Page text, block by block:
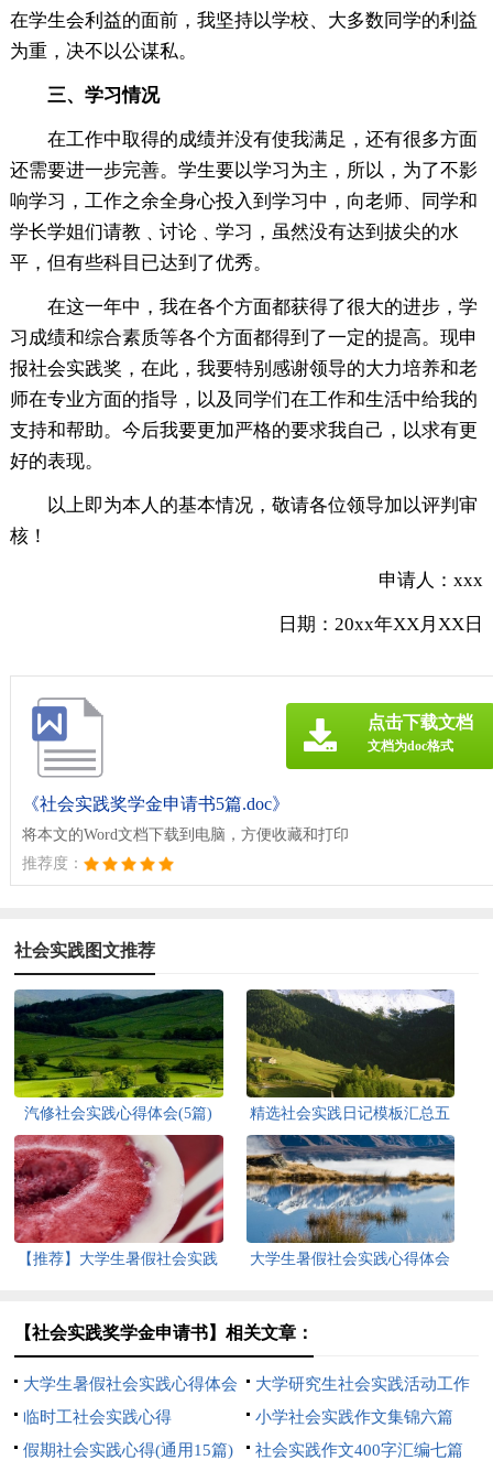
在学生会利益的面前，我坚持以学校、大多数同学的利益
为重，决不以公谋私。
三、学习情况
在工作中取得的成绩并没有使我满足，还有很多方面
还需要进一步完善。学生要以学习为主，所以，为了不影
响学习，工作之余全身心投入到学习中，向老师、同学和
学长学姐们请教﹑讨论﹑学习，虽然没有达到拔尖的水
平，但有些科目已达到了优秀。
在这一年中，我在各个方面都获得了很大的进步，学
习成绩和综合素质等各个方面都得到了一定的提高。现申
报社会实践奖，在此，我要特别感谢领导的大力培养和老
师在专业方面的指导，以及同学们在工作和生活中给我的
支持和帮助。今后我要更加严格的要求我自己，以求有更
好的表现。
以上即为本人的基本情况，敬请各位领导加以评判审
核！
申请人：xxx
日期：20xx年XX月XX日
《社会实践奖学金申请书5篇.doc》
将本文的Word文档下载到电脑，方便收藏和打印
推荐度：
点击下载文档
文档为doc格式
社会实践图文推荐
汽修社会实践心得体会(5篇)
精选社会实践日记模板汇总五
篇
【推荐】大学生暑假社会实践
大学生暑假社会实践心得体会
【社会实践奖学金申请书】相关文章：
大学生暑假社会实践心得体会
【推荐】
大学研究生社会实践活动工作
总结
临时工社会实践心得
小学社会实践作文集锦六篇
假期社会实践心得(通用15篇)
社会实践作文400字汇编七篇